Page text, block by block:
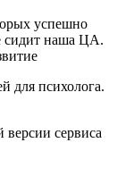
успешно
сидит наша ЦА.
сервиса